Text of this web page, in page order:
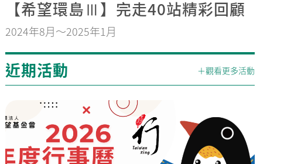
【希望環島Ⅲ】完走40站精彩回顧
2024年8月～2025年1月
近期活動 ＋觀看更多活動